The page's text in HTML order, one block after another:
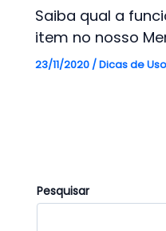
Saiba qual a
item no nosso
23/11/2020 /Dicas de Uso
Pesquisar